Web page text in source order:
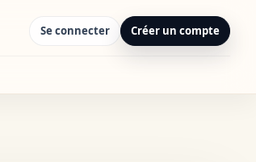
Se connecter Créer un compte